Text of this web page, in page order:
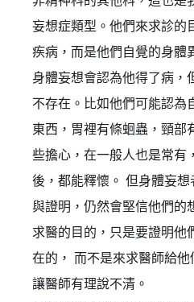
妄想症類型。他們來求診的
疾病，而是他們自覺的身體
身體妄想會認為他得了病，
不存在。比如他們可能認為
東西，胃裡有條蛔蟲，頸部
些擔心，在一般人也是常有
後，都能釋懷。 但身體妄
與證明，仍然會堅信他們的
求醫的目的，只是要證明他
在的， 而不是來求醫師給
讓醫師有理說不清。